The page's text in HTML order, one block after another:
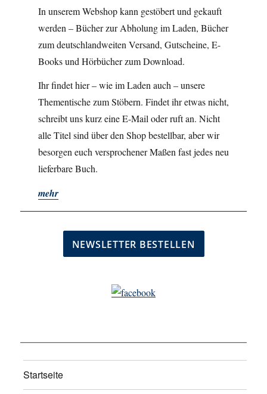
In unserem Webshop kann gestöbert und gekauft
werden – Bücher zur Abholung im Laden, Bücher
zum deutschlandweiten Versand, Gutscheine, E-
Books und Hörbücher zum Download.
Ihr findet hier – wie im Laden auch – unsere
Thementische zum Stöbern. Findet ihr etwas nicht,
schreibt uns kurz eine E-Mail oder ruft an. Nicht
alle Titel sind über den Shop bestellbar, aber wir
besorgen euch versprochener Maßen fast jedes neu
lieferbare Buch.
mehr
Startseite